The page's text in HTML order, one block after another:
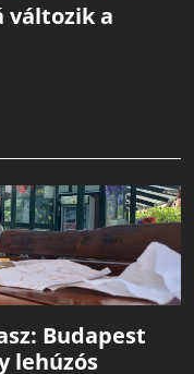
változik a
Budapest
lehúzós